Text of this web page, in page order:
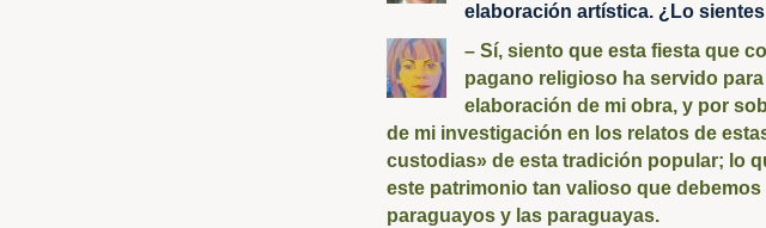
elaboración artística. ¿Lo
– Sí, siento que esta fiesta que
pagano religioso ha servido
elaboración de mi obra, y por
de mi investigación en los relatos de
custodias» de esta tradición popular; lo
este patrimonio tan valioso que
paraguayos y las paraguayas.